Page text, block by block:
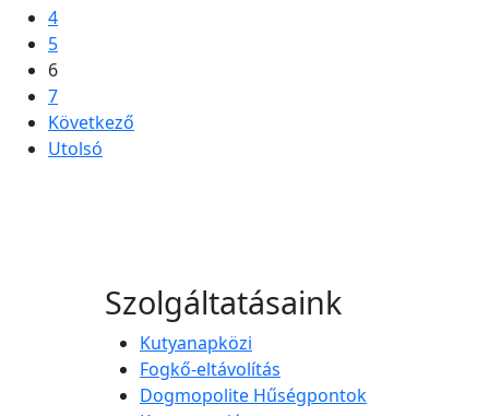
4
5
6
7
Következő
Utolsó
Szolgáltatásaink
Kutyanapközi
Fogkő-eltávolítás
Dogmopolite Hűségpontok